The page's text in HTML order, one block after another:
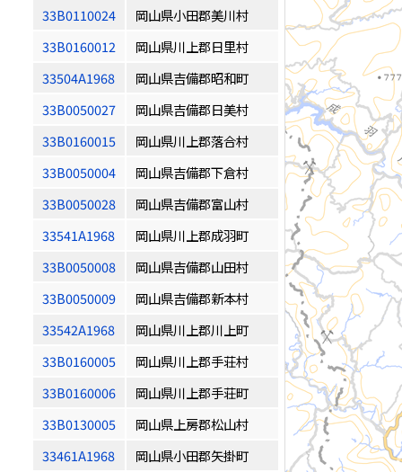
33B0110024
岡山県小田郡美川村
33B0160012
岡山県川上郡日里村
33504A1968
岡山県吉備郡昭和町
33B0050027
岡山県吉備郡日美村
33B0160015
岡山県川上郡落合村
33B0050004
岡山県吉備郡下倉村
33B0050028
岡山県吉備郡富山村
33541A1968
岡山県川上郡成羽町
33B0050008
岡山県吉備郡山田村
33B0050009
岡山県吉備郡新本村
33542A1968
岡山県川上郡川上町
33B0160005
岡山県川上郡手荘村
33B0160006
岡山県川上郡手荘町
33B0130005
岡山県上房郡松山村
33461A1968
岡山県小田郡矢掛町